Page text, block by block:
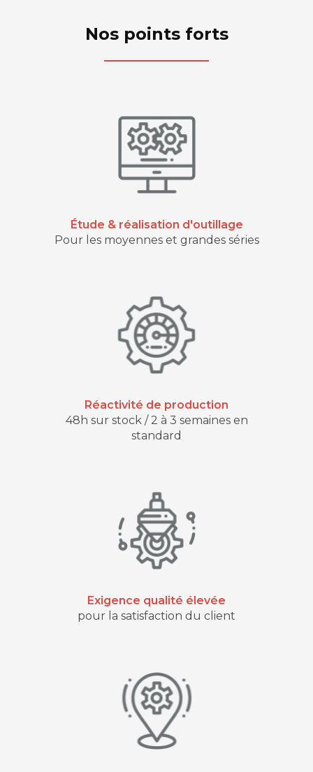
Nos points forts
Étude & réalisation d'outillage
Pour les moyennes et grandes séries
Réactivité de production
48h sur stock / 2 à 3 semaines en
standard
Exigence qualité élevée
pour la satisfaction du client